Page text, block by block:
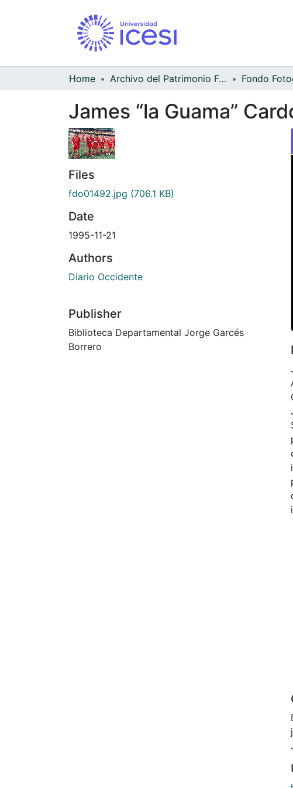
Home Archivo del Patrimonio Fotográfico y Fílmico del Valle del Cauca
James “la Guama”
Files
fdo01492.jpg (706.1 KB)
Date
1995-11-21
Authors
Diario Occidente
Publisher
Biblioteca Departamental Jorge Garcés
Borrero